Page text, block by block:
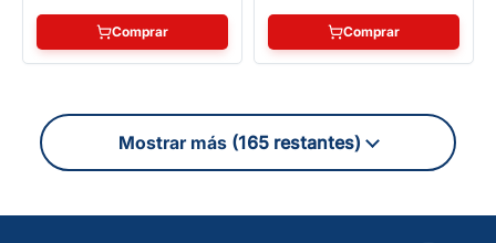
Comprar Comprar
(165 restantes)